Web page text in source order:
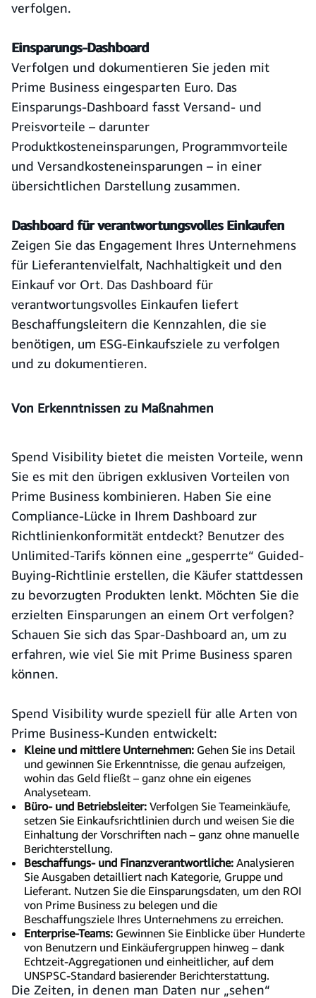
verfolgen.
Einsparungs-Dashboard
Verfolgen und dokumentieren Sie jeden mit
Prime Business eingesparten Euro. Das
Einsparungs-Dashboard fasst Versand- und
Preisvorteile – darunter
Produktkosteneinsparungen, Programmvorteile
und Versandkosteneinsparungen – in einer
übersichtlichen Darstellung zusammen.
Dashboard für verantwortungsvolles Einkaufen
Zeigen Sie das Engagement Ihres Unternehmens
für Lieferantenvielfalt, Nachhaltigkeit und den
Einkauf vor Ort. Das Dashboard für
verantwortungsvolles Einkaufen liefert
Beschaffungsleitern die Kennzahlen, die sie
benötigen, um ESG-Einkaufsziele zu verfolgen
und zu dokumentieren.
Von Erkenntnissen zu Maßnahmen
Spend Visibility bietet die meisten Vorteile, wenn
Sie es mit den übrigen exklusiven Vorteilen von
Prime Business kombinieren. Haben Sie eine
Compliance-Lücke in Ihrem Dashboard zur
Richtlinienkonformität entdeckt? Benutzer des
Unlimited-Tarifs können eine „gesperrte“ Guided-
Buying-Richtlinie erstellen, die Käufer stattdessen
zu bevorzugten Produkten lenkt. Möchten Sie die
erzielten Einsparungen an einem Ort verfolgen?
Schauen Sie sich das Spar-Dashboard an, um zu
erfahren, wie viel Sie mit Prime Business sparen
können.
Spend Visibility wurde speziell für alle Arten von
Prime Business-Kunden entwickelt:
Kleine und mittlere Unternehmen: Gehen Sie ins Detail
und gewinnen Sie Erkenntnisse, die genau aufzeigen,
wohin das Geld fließt – ganz ohne ein eigenes
Analyseteam.
Büro- und Betriebsleiter: Verfolgen Sie Teameinkäufe,
setzen Sie Einkaufsrichtlinien durch und weisen Sie die
Einhaltung der Vorschriften nach – ganz ohne manuelle
Berichterstellung.
Beschaffungs- und Finanzverantwortliche: Analysieren
Sie Ausgaben detailliert nach Kategorie, Gruppe und
Lieferant. Nutzen Sie die Einsparungsdaten, um den ROI
von Prime Business zu belegen und die
Beschaffungsziele Ihres Unternehmens zu erreichen.
Enterprise-Teams: Gewinnen Sie Einblicke über Hunderte
von Benutzern und Einkäufergruppen hinweg – dank
Echtzeit-Aggregationen und einheitlicher, auf dem
UNSPSC-Standard basierender Berichterstattung.
Die Zeiten, in denen man Daten nur „sehen“